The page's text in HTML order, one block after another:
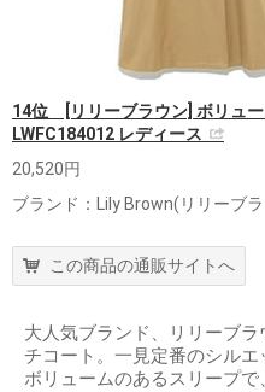
14位 [リリーブラウン] ボリュ
LWFC184012 レディース
20,520円
ブランド：Lily Brown(リリーブ
この商品の通販サイトへ
大人気ブランド、リリーブ
チコート。一見定番のシルエ
ボリュームのあるスリープ